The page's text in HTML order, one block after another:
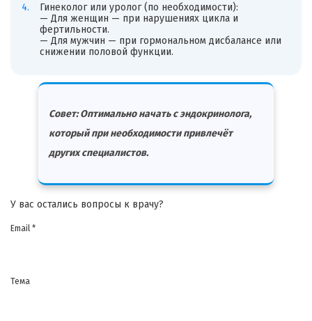
Гинеколог или уролог (по необходимости):
— Для женщин — при нарушениях цикла и
фертильности.
— Для мужчин — при гормональном дисбалансе или
снижении половой функции.
Совет: Оптимально начать с эндокринолога,
который при необходимости привлечёт
других специалистов.
У вас остались вопросы к врачу?
Email *
Тема